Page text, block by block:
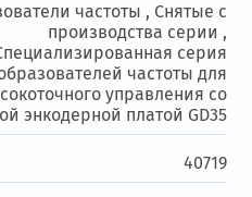
частоты , Снятые с
производства серии ,
серия
частоты для
управления со
энкодерной платой GD35
40719